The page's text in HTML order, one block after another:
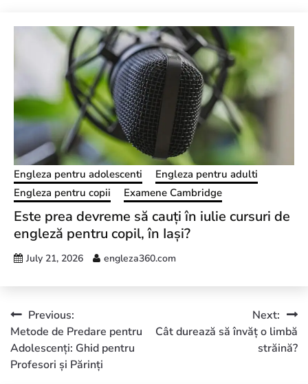
Engleza pentru adolescenti
Engleza pentru adulti
Engleza pentru copii
Examene Cambridge
Este prea devreme să cauți în iulie cursuri de
engleză pentru copil, în Iași?
July 21, 2026 engleza360.com
Previous:
Metode de Predare pentru
Adolescenți: Ghid pentru
Profesori și Părinți
Next:
Cât durează să învăț o limbă
străină?